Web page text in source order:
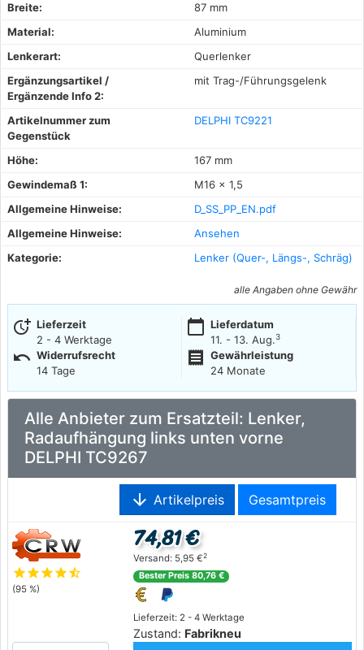
Breite:
87 mm
Material:
Aluminium
Lenkerart:
Querlenker
Ergänzungsartikel /
Ergänzende Info 2:
mit Trag-/Führungsgelenk
Artikelnummer zum
Gegenstück
DELPHI TC9221
Höhe:
167 mm
Gewindemaß 1:
M16 x 1,5
Allgemeine Hinweise:
D_SS_PP_EN.pdf
Allgemeine Hinweise:
Ansehen
Kategorie:
Lenker (Quer-, Längs-, Schräg)
alle Angaben ohne Gewähr
more_time Lieferzeit
2 - 4 Werktage
calendar_today Lieferdatum
11. - 13. Aug.3
undo Widerrufsrecht
14 Tage
receipt
Gewährleistung
24 Monate
Alle Anbieter zum Ersatzteil: Lenker,
Radaufhängung links unten vorne
DELPHI TC9267
arrow_downward Artikelpreis Gesamtpreis
starstarstarstarstar_half
(95 %)
Lieferzeit: 2 - 4 Werktage
Zustand: Fabrikneu
74,81 €
Versand: 5,95 €2
Bester Preis 80,76 €